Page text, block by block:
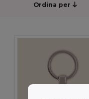
Ordina per